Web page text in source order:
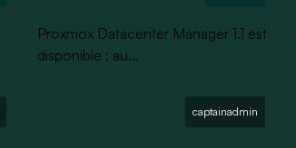
Proxmox Datacenter Manager 1.1 est
disponible : au...
captainadmin